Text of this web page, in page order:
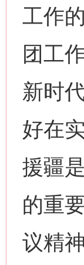
工作
团工
新时
好在
援疆
的重
议精